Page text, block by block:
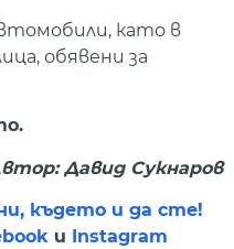
като в
обявени за
Давид Сукнаров
където и да сте!
и Instagram